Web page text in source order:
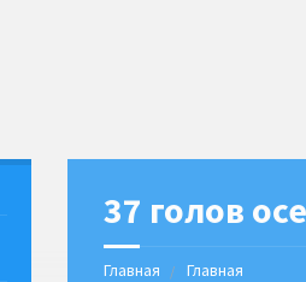
37 голов
Главная Главная